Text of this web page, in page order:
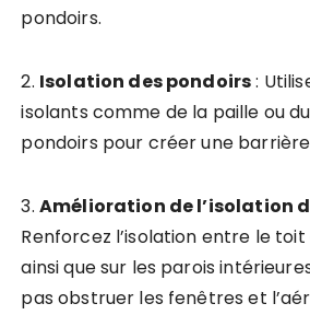
pondoirs.
2. Isolation des pondoirs:
isolants comme de la paille ou
pondoirs pour créer une
3. Amélioration de l’isolation
Renforcez l’isolation entre le
ainsi que sur les parois
pas obstruer les fenêtres et